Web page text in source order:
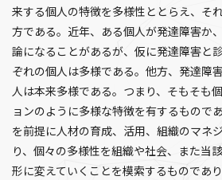
来する個人の特徴を多様性ととらえ、そ
方である。近年、ある個人が発達障害か
論になることがあるが、仮に発達障害と
ぞれの個人は多様である。他方、発達障
人は本来多様である。つまり、そもそも
ョンのように多様な特徴を有するもので
を前提に人材の育成、活用、組織のマネ
り、個々の多様性を組織や社会、また当
形に変えていくことを模索するものであ